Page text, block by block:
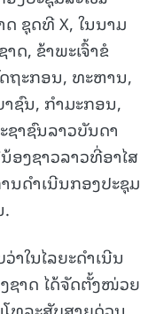
ຊຸດທີ X, ໃນນາມ
ດ, ຂ້າພະເຈົ້າຂໍ
ຖະກອນ, ທະຫານ,
ຊົນ, ກຳມະກອນ,
າຊົນລາວບັນດາ
ອງຊາວລາວທີ່ອາໄສ
ດໍາເນີນກອງປະຊຸມ
ໃນໄລຍະດຳເນີນ
ຊາດ ໄດ້ຈັດຕັ້ງໜ່ວຍ